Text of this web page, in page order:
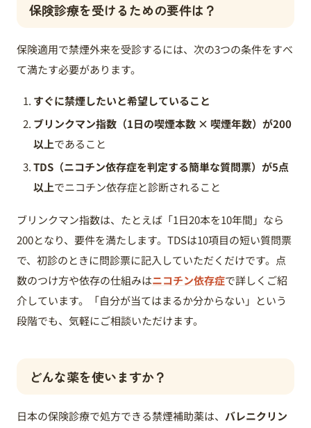
保険診療を受けるための要件は？
保険適用で禁煙外来を受診するには、次の3つの条件をすべ
て満たす必要があります。
すぐに禁煙したいと希望していること
ブリンクマン指数（1日の喫煙本数 × 喫煙年数）が200
以上であること
TDS（ニコチン依存症を判定する簡単な質問票）が5点
以上でニコチン依存症と診断されること
ブリンクマン指数は、たとえば「1日20本を10年間」なら
200となり、要件を満たします。TDSは10項目の短い質問票
で、初診のときに問診票に記入していただくだけです。点
数のつけ方や依存の仕組みはニコチン依存症で詳しくご紹
介しています。「自分が当てはまるか分からない」という
段階でも、気軽にご相談いただけます。
どんな薬を使いますか？
日本の保険診療で処方できる禁煙補助薬は、 バレニクリン